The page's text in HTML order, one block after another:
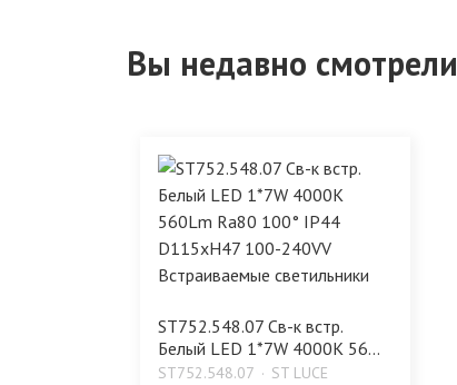
Вы недавно смотрели
ST752.548.07 Св-к встр.
Белый LED 1*7W 4000K 56...
ST752.548.07 ST LUCE